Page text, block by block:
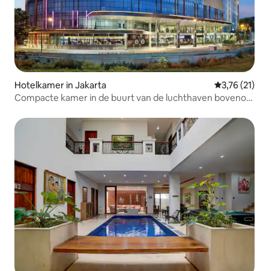
Hotelkamer in Jakarta Gemiddelde
3,76 (21)
Compacte kamer in de buurt van de luchthaven bovenop